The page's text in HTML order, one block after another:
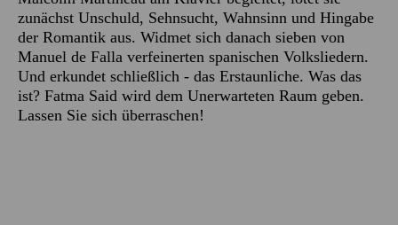
zunächst Unschuld, Sehnsucht, Wahnsinn und Hingabe
der Romantik aus. Widmet sich danach sieben von
Manuel de Falla verfeinerten spanischen Volksliedern.
Und erkundet schließlich - das Erstaunliche. Was das
ist? Fatma Said wird dem Unerwarteten Raum geben.
Lassen Sie sich überraschen!